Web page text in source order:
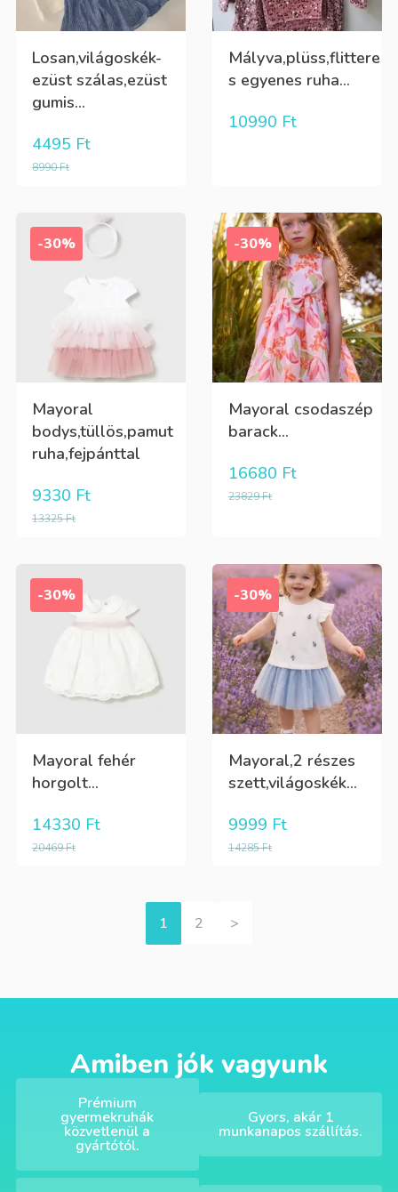
Losan,világoskék-
ezüst szálas,ezüst
gumis...
8990Ft
4495 Ft
Mályva,plüss,flittere
s egyenes ruha...
10990 Ft
-30%
Mayoral
bodys,tüllös,pamut
ruha,fejpánttal
13325Ft
9330 Ft
-30%
Mayoral csodaszép
barack...
23829Ft
16680 Ft
-30%
Mayoral fehér
horgolt...
20469Ft
14330 Ft
-30%
Mayoral,2 részes
szett,világoskék...
14285Ft
9999 Ft
1 2 >
Amiben jók vagyunk
Prémium
gyermekruhák
közvetlenül a
gyártótól.
Gyors, akár 1
munkanapos szállítás.